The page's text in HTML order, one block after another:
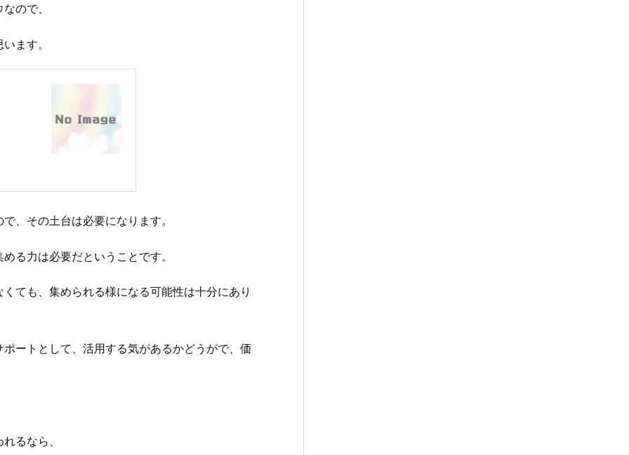
ので、
ます。
、その土台は必要になります。
る力は必要だということです。
ても、集められる様になる可能性は十分にあり
ートとして、活用する気があるかどうがで、価
るなら、